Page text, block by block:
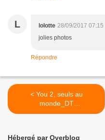
L lolotte 28/09/2017 07:15
jolies photos
Répondre
< You 2, seuls au
monde_DT
ScrapandCo_Défi
Hébergé par Overblog